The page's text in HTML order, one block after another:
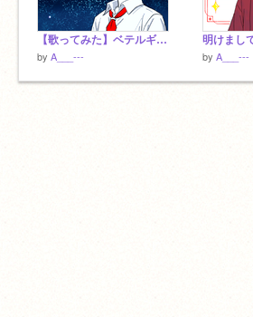
【歌ってみた】ベテルギウス／あにゅ
by A___--- by A___---